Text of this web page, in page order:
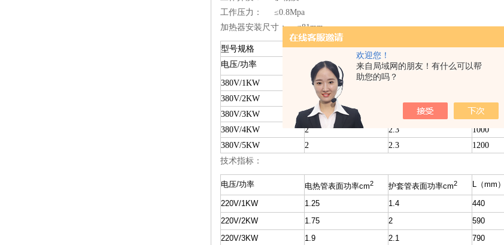
欢迎您！
来自局域网的朋友！有什么可以帮
助您的吗？
工作压力： ≤0.8Mpa
加热器安装尺寸： φ81mm
型号规格
SRY6-3
电压/功率
电热管表面功率cm2 护套管表面功率cm2 L（mm）
380V/1KW 1.25 1.4
380V/2KW
1.75
380V/3KW
1.9 790
380V/4KW
2 2.3 1000
380V/5KW
2 2.3 1200
技术指标：
电压/功率 电热管表面功率cm2 护套管表面功率cm2 L（mm）
220V/1KW 1.25 1.4 440
220V/2KW
1.75 2 590
220V/3KW
1.9 2.1 790